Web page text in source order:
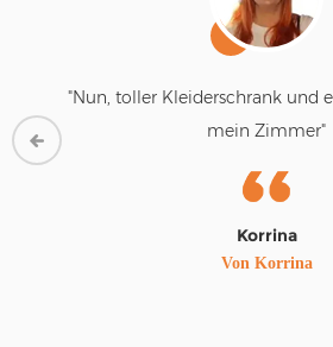
"Ich liebe dieses Design, ich
Produkt kann nicht dasselbe
dem Zusammenbau, finde ich es
es Freunden